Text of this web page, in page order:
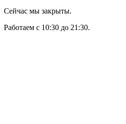
Сейчас мы закрыты.
Работаем с 10:30 до 21:30.